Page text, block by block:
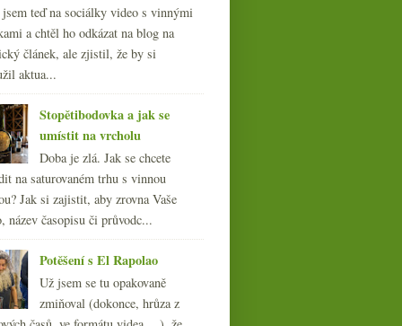
Pět domácích pinotů
ročníku 2004
teď na sociálky video s vinnými
a chtěl ho odkázat na blog na
článek, ale zjistil, že by si
aktua...
Stopětibodovka a jak se
umístit na vrcholu
Doba je zlá. Jak se chcete
na saturovaném trhu s vinnou
Jak si zajistit, aby zrovna Vaše
název časopisu či průvodc...
Potěšení s El Rapolao
Už jsem se tu opakovaně
zmiňoval (dokonce, hrůza z